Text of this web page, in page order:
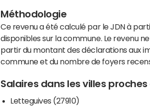
Méthodologie
Ce revenu a été calculé par le JDN à
disponibles sur la commune. Le revenu
partir du montant des déclarations aux
commune et du nombre de foyers
Salaires dans les villes
Letteguives (27910)